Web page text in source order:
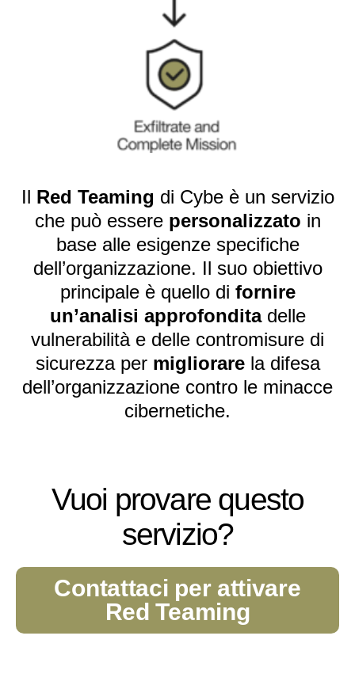
Il Red Teaming di Cybe è un servizio
che può essere personalizzato in
base alle esigenze specifiche
dell’organizzazione. Il suo obiettivo
principale è quello di fornire
un’analisi approfonditadelle
vulnerabilità e delle contromisure di
sicurezza per migliorarela difesa
dell’organizzazione contro le minacce
cibernetiche.
Vuoi provare questo
servizio?
Contattaci per attivare
Red Teaming